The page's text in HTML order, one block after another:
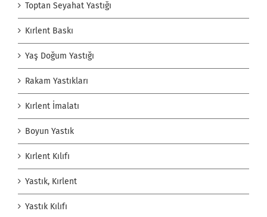
Toptan Seyahat Yastığı
Kırlent Baskı
Yaş Doğum Yastığı
Rakam Yastıkları
Kırlent İmalatı
Boyun Yastık
Kırlent Kılıfı
Yastık, Kırlent
Yastık Kılıfı